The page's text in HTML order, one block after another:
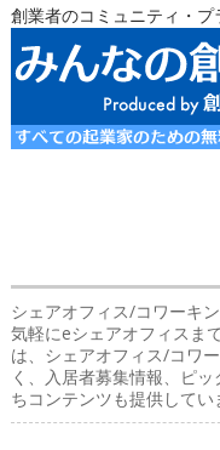
創業者のコミュニティ・プ
シェアオフィス/コワーキ
気軽にeシェアオフィスま
は、シェアオフィス/コワ
く、入居者募集情報、ピ
ちコンテンツも提供してい